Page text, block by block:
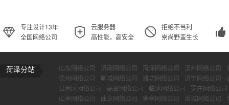
专注设计13年
全国网络公司
云服务器
高性能，高安全
拒绝不当利
崇尚野蛮生长
菏泽分站 山东网络公司 济南网络公司 菏泽网络公司 滨州网络公司
德州网络公司
聊城网络公司 潍坊网络公司 济宁网络公司
县南区网络公司
高密网络公司 临沭网络公司
罗庄网络公司
山亭网络公司
曲阜网络公司 寒亭网络公司 禹城网络公司